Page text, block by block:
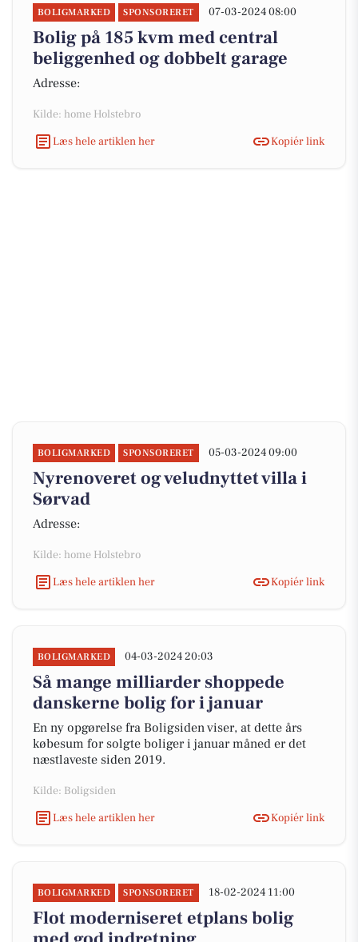
BOLIGMARKED SPONSORERET 07-03-2024 08:00
Bolig på 185 kvm med central
beliggenhed og dobbelt garage
Adresse:
Kilde: home Holstebro
Læs hele artiklen her
Kopiér link
BOLIGMARKED SPONSORERET 05-03-2024 09:00
Nyrenoveret og veludnyttet villa i
Sørvad
Adresse:
Kilde: home Holstebro
Læs hele artiklen her
Kopiér link
BOLIGMARKED 04-03-2024 20:03
Så mange milliarder shoppede
danskerne bolig for i januar
En ny opgørelse fra Boligsiden viser, at dette års
købesum for solgte boliger i januar måned er det
næstlaveste siden 2019.
Kilde: Boligsiden
Læs hele artiklen her
Kopiér link
BOLIGMARKED SPONSORERET 18-02-2024 11:00
Flot moderniseret etplans bolig